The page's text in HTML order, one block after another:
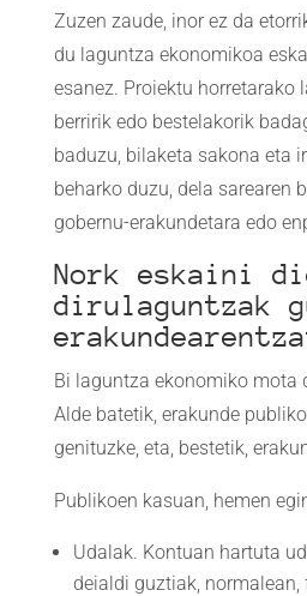
Zuzen zaude, inor ez da
du laguntza ekonomikoa
esanez. Proiektu horretarako
berririk edo bestelakorik
baduzu, bilaketa sakona eta
beharko duzu, dela sarearen
gobernu-erakundetara edo
Nork eskaini
dirulaguntzak
Bi laguntza ekonomiko mota
Alde batetik, erakunde
genituzke, eta, bestetik,
Publikoen kasuan, hemen
Udalak. Kontuan hartuta
deialdi guztiak, normalean,